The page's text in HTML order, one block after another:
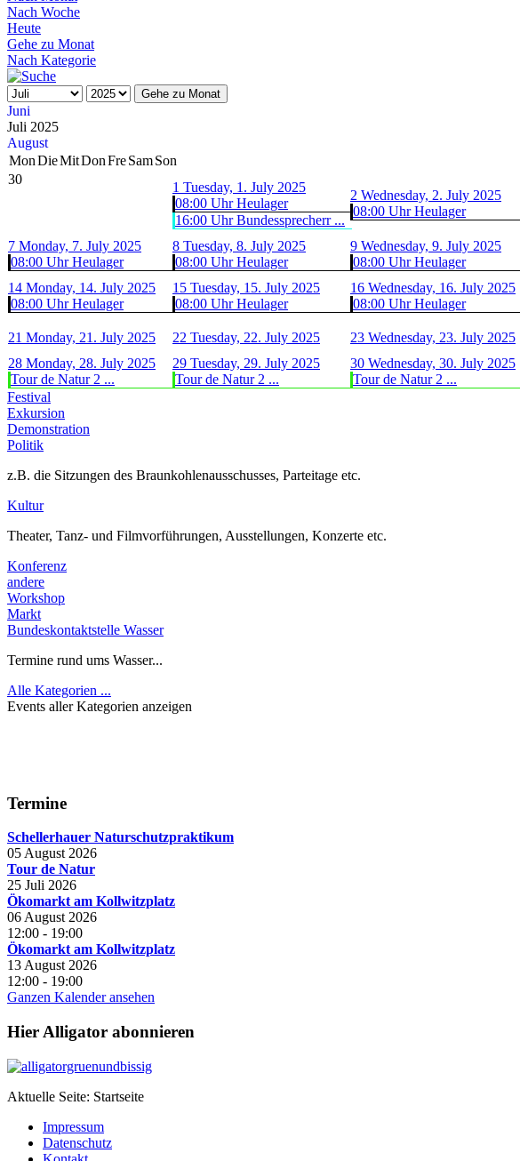
Nach Woche
Heute
Gehe zu Monat
Nach Kategorie
Gehe zu Monat
Juni
Juli 2025
August
MonDieMitDonFreSamSon
30
1 Tuesday, 1. July 2025
08:00 Uhr Heulager
16:00 Uhr Bundessprecherr ...
2 Wednesday, 2. July 2025
08:00 Uhr Heulager
7 Monday, 7. July 2025
08:00 Uhr Heulager
8 Tuesday, 8. July 2025
08:00 Uhr Heulager
9 Wednesday, 9. July 2025
08:00 Uhr Heulager
14 Monday, 14. July 2025
08:00 Uhr Heulager
15 Tuesday, 15. July 2025
08:00 Uhr Heulager
16 Wednesday, 16. July 2025
08:00 Uhr Heulager
21 Monday, 21. July 2025 22 Tuesday, 22. July 2025 23 Wednesday, 23. July 2025
28 Monday, 28. July 2025
Tour de Natur 2 ...
29 Tuesday, 29. July 2025
Tour de Natur 2 ...
30 Wednesday, 30. July 2025
Tour de Natur 2 ...
Festival
Exkursion
Demonstration
Politik
z.B. die Sitzungen des Braunkohlenausschusses, Parteitage etc.
Kultur
Theater, Tanz- und Filmvorführungen, Ausstellungen, Konzerte etc.
Konferenz
andere
Workshop
Markt
Bundeskontaktstelle Wasser
Termine rund ums Wasser...
Alle Kategorien ...
Events aller Kategorien anzeigen
Termine
Schellerhauer Naturschutzpraktikum
05 August 2026
Tour de Natur
25 Juli 2026
Ökomarkt am Kollwitzplatz
06 August 2026
12:00 - 19:00
Ökomarkt am Kollwitzplatz
13 August 2026
12:00 - 19:00
Ganzen Kalender ansehen
Hier Alligator abonnieren
Aktuelle Seite: Startseite
Impressum
Datenschutz